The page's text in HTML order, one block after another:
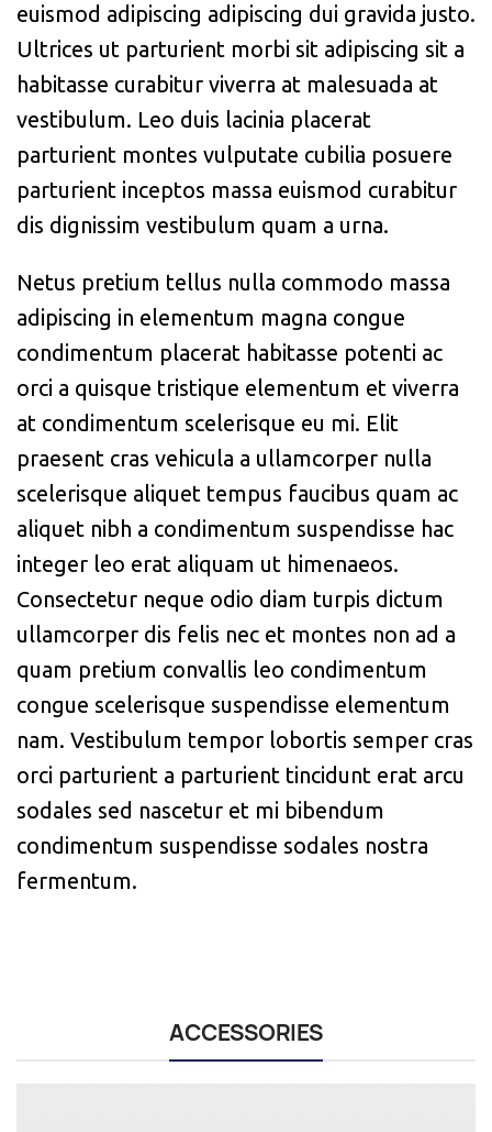
euismod adipiscing adipiscing dui gravida justo.
Ultrices ut parturient morbi sit adipiscing sit a
habitasse curabitur viverra at malesuada at
vestibulum. Leo duis lacinia placerat
parturient montes vulputate cubilia posuere
parturient inceptos massa euismod curabitur
dis dignissim vestibulum quam a urna.
Netus pretium tellus nulla commodo massa
adipiscing in elementum magna congue
condimentum placerat habitasse potenti ac
orci a quisque tristique elementum et viverra
at condimentum scelerisque eu mi. Elit
praesent cras vehicula a ullamcorper nulla
scelerisque aliquet tempus faucibus quam ac
aliquet nibh a condimentum suspendisse hac
integer leo erat aliquam ut himenaeos.
Consectetur neque odio diam turpis dictum
ullamcorper dis felis nec et montes non ad a
quam pretium convallis leo condimentum
congue scelerisque suspendisse elementum
nam. Vestibulum tempor lobortis semper cras
orci parturient a parturient tincidunt erat arcu
sodales sed nascetur et mi bibendum
condimentum suspendisse sodales nostra
fermentum.
ACCESSORIES